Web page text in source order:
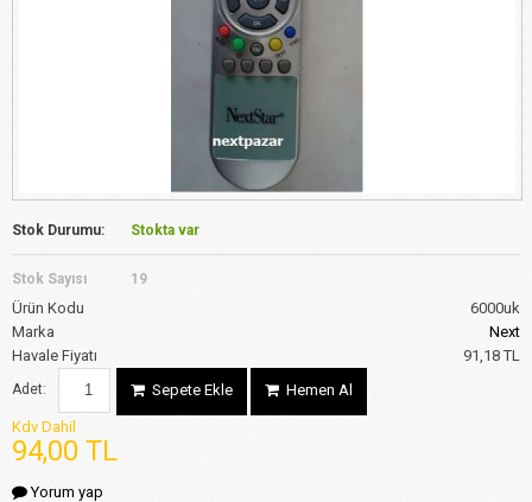
Stok Durumu: Stokta var
Stok Sayısı 19
Ürün Kodu
6000uk
Marka
Next
Havale Fiyatı
91,18 TL
Adet: Sepete Ekle Hemen Al
Kdv Dahil
94,00 TL
Yorum yap